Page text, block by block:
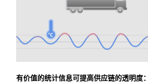
有价值的统计信息可提高供应链的透明度：